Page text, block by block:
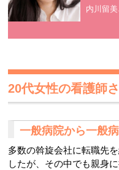
内川留
20代女性の看護師
一般病院から一般
多数の斡旋会社に転職先
したが、その中でも親身